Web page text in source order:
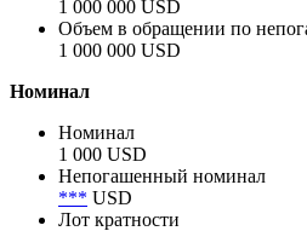
1 000 000 USD
Объем в обращении по
1 000 000 USD
Номинал
Номинал
1 000 USD
Непогашенный номинал
*** USD
Лот кратности